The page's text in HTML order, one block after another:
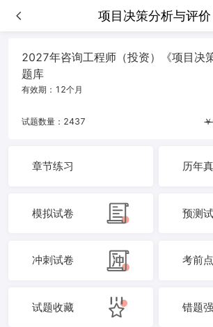
项目决策分析与评价
项目决策分析与评价
2027年咨询工程师（投资）《项目决
题库
有效期： 12个月
试题数量： 2437 ￥
章节练习 历年
模拟试卷 预测
冲刺试卷 考前
试题收藏 错题